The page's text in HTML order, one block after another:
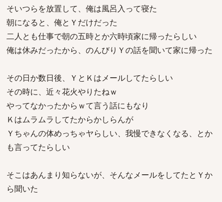
そいつらを放置して、俺は風呂入って寝た
朝になると、俺とＹだけだった
二人とも仕事で朝の五時とか六時頃家に帰ったらしい
俺は休みだったから、のんびりＹの話を聞いて家に帰った
その日か数日後、ＹとＫはメールしてたらしい
その時に、近々花火やりたねｗ
やってなかったからｗて言う話にもなり
Ｋはムラムラしてたからかしらんが
Ｙちゃんの体めっちゃヤらしい、我慢できなくなる、とか
も言ってたらしい
そこはあんまり知らないが、そんなメールをしてたとＹか
ら聞いた